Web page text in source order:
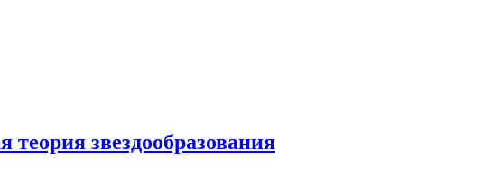
звездообразования